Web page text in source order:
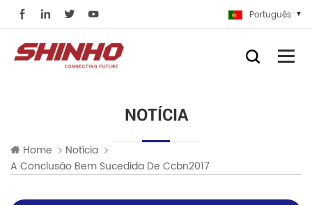
Português
NOTÍCIA
Home
Notícia
A Conclusão Bem Sucedida De Ccbn2017